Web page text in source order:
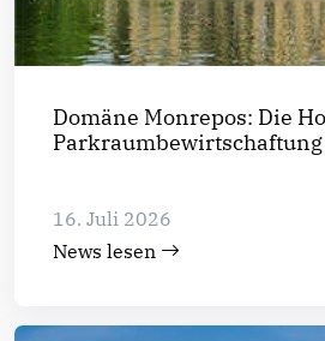
Domäne Monrepos: Die
16. Juli 2026
News lesen